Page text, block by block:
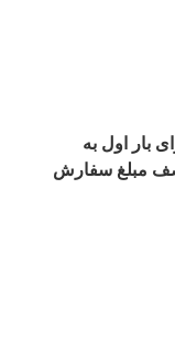
بار اول به
مبلغ سفارش